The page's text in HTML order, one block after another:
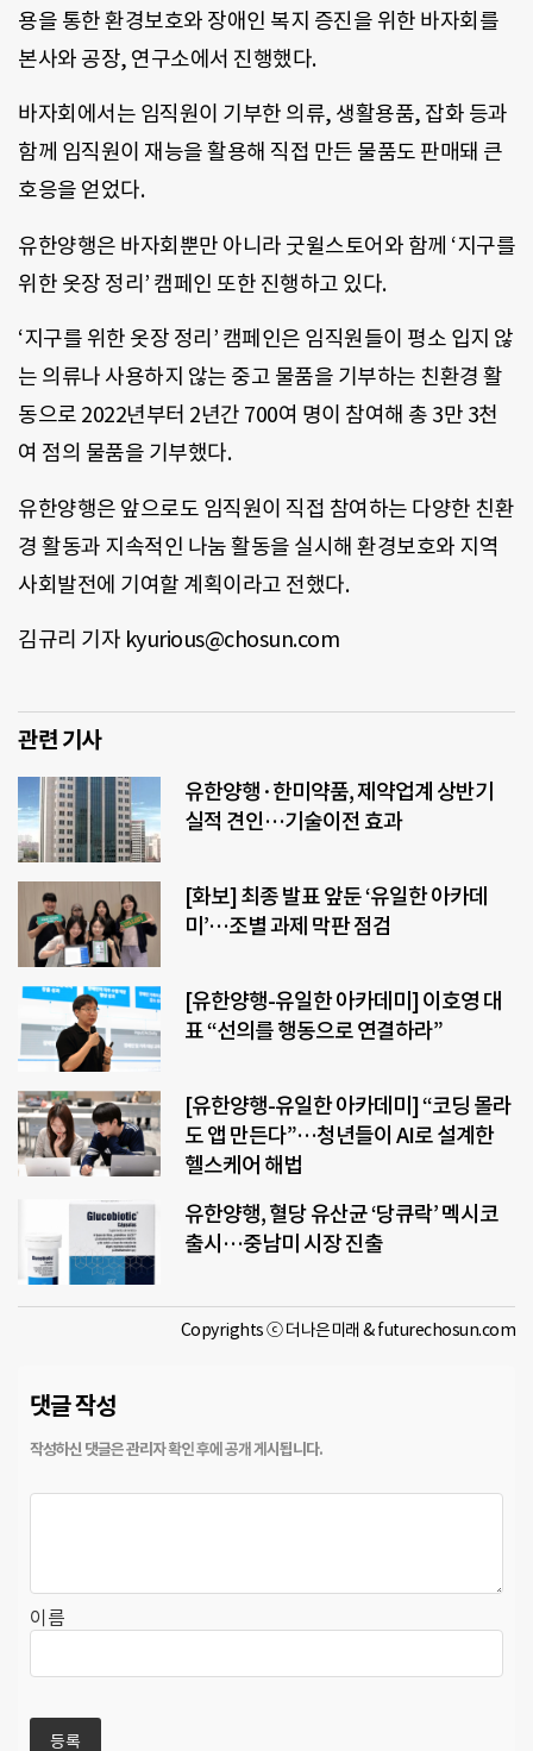
용을 통한 환경보호와 장애인 복지 증진을 위한 바자회를
본사와 공장, 연구소에서 진행했다.
바자회에서는 임직원이 기부한 의류, 생활용품, 잡화 등과
함께 임직원이 재능을 활용해 직접 만든 물품도 판매돼 큰
호응을 얻었다.
유한양행은 바자회뿐만 아니라 굿윌스토어와 함께 ‘지구를
위한 옷장 정리’ 캠페인 또한 진행하고 있다.
‘지구를 위한 옷장 정리’ 캠페인은 임직원들이 평소 입지 않
는 의류나 사용하지 않는 중고 물품을 기부하는 친환경 활
동으로 2022년부터 2년간 700여 명이 참여해 총 3만 3천
여 점의 물품을 기부했다.
유한양행은 앞으로도 임직원이 직접 참여하는 다양한 친환
경 활동과 지속적인 나눔 활동을 실시해 환경보호와 지역
사회발전에 기여할 계획이라고 전했다.
김규리 기자 kyurious@chosun.com
관련 기사
유한양행·한미약품, 제약업계 상반기
실적 견인…기술이전 효과
[화보] 최종 발표 앞둔 ‘유일한 아카데
미’…조별 과제 막판 점검
[유한양행-유일한 아카데미] 이호영 대
표 “선의를 행동으로 연결하라”
[유한양행-유일한 아카데미] “코딩 몰라
도 앱 만든다”…청년들이 AI로 설계한
헬스케어 해법
유한양행, 혈당 유산균 ‘당큐락’ 멕시코
출시…중남미 시장 진출
Copyrights ⓒ 더나은미래 & futurechosun.com
댓글 작성
이름